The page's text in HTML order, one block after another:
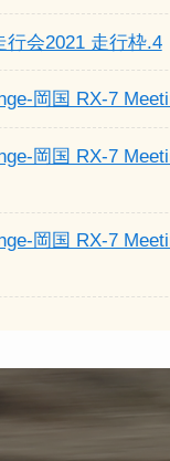
行会2021 走行枠.4
岡国 RX-7
岡国 RX-7
岡国 RX-7